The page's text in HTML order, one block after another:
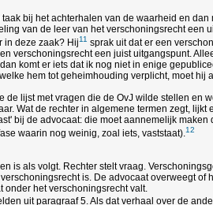
taak bij het achterhalen van de waarheid en
van de leer van het verschoningsrecht een
in deze zaak? Hij11 sprak uit dat er een
verschoningsrecht een juist uitgangspunt.
komt er iets dat ik nog niet in enige
hem tot geheimhouding verplicht, moet
de lijst met vragen die de OvJ wilde stellen en
Wat de rechter in algemene termen zegt,
bij de advocaat: die moet aannemelijk
waarin nog weinig, zoal iets, vaststaat).12
is als volgt. Rechter stelt vraag.
is. De advocaat overweegt
onder het verschoningsrecht valt.
uit paragraaf 5. Als dat verhaal over de